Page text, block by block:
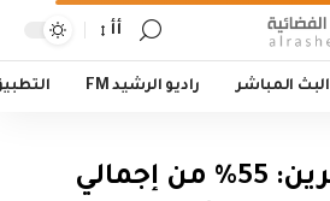
أأ
البث المباشر راديو الرشيد FM
الهجرة والمهجرين: 55% من إجمالي